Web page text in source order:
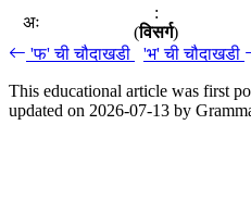
अः
:
(विसर्ग)
'फ' ची चौदाखडी
'भ' ची चौदाखडी
This educational article was first
updated on 2026-07-13 by